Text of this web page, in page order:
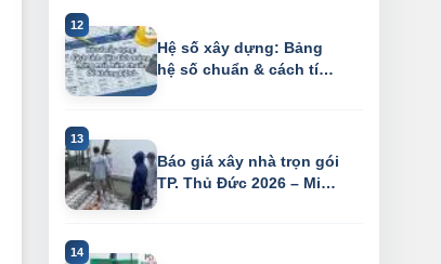
Hệ số xây dựng: Bảng
hệ số chuẩn & cách tính
Báo giá xây nhà trọn gói
TP. Thủ Đức 2026 – Miễn